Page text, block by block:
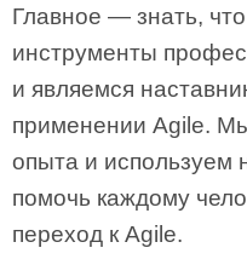
Главное — знать,
инструменты
и являемся
применении Agile.
опыта и используем
помочь каждому
переход к Agile.